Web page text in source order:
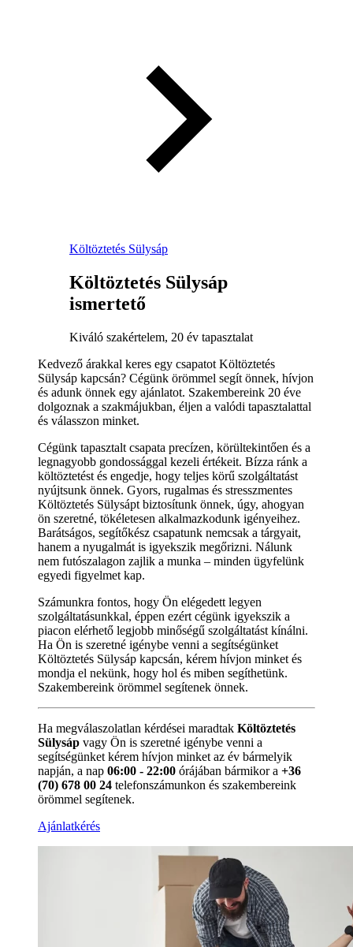
Költöztetés Sülysáp
Költöztetés Sülysáp
ismertető
Kiváló szakértelem, 20 év tapasztalat
Kedvező árakkal keres egy csapatot Költöztetés
Sülysáp kapcsán? Cégünk örömmel segít önnek, hívjon
és adunk önnek egy ajánlatot. Szakembereink 20 éve
dolgoznak a szakmájukban, éljen a valódi tapasztalattal
és válasszon minket.
Cégünk tapasztalt csapata precízen, körültekintően és a
legnagyobb gondossággal kezeli értékeit. Bízza ránk a
költöztetést és engedje, hogy teljes körű szolgáltatást
nyújtsunk önnek. Gyors, rugalmas és stresszmentes
Költöztetés Sülysápt biztosítunk önnek, úgy, ahogyan
ön szeretné, tökéletesen alkalmazkodunk igényeihez.
Barátságos, segítőkész csapatunk nemcsak a tárgyait,
hanem a nyugalmát is igyekszik megőrizni. Nálunk
nem futószalagon zajlik a munka – minden ügyfelünk
egyedi figyelmet kap.
Számunkra fontos, hogy Ön elégedett legyen
szolgáltatásunkkal, éppen ezért cégünk igyekszik a
piacon elérhető legjobb minőségű szolgáltatást kínálni.
Ha Ön is szeretné igénybe venni a segítségünket
Költöztetés Sülysáp kapcsán, kérem hívjon minket és
mondja el nekünk, hogy hol és miben segíthetünk.
Szakembereink örömmel segítenek önnek.
Ha megválaszolatlan kérdései maradtak Költöztetés
Sülysáp vagy Ön is szeretné igénybe venni a
segítségünket kérem hívjon minket az év bármelyik
napján, a nap 06:00 - 22:00 órájában bármikor a +36
(70) 678 00 24 telefonszámunkon és szakembereink
örömmel segítenek.
Ajánlatkérés